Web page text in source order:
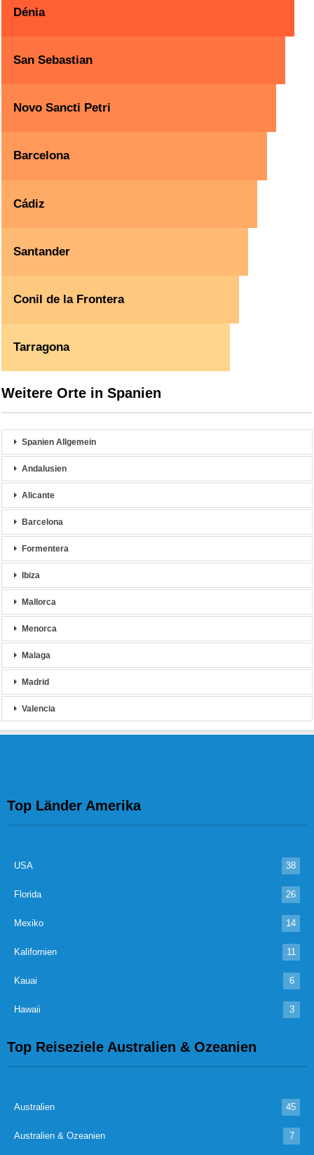
Dénia
San Sebastian
Novo Sancti Petri
Barcelona
Cádiz
Santander
Conil de la Frontera
Tarragona
Weitere Orte in Spanien
Spanien Allgemein
Andalusien
Alicante
Barcelona
Formentera
Ibiza
Mallorca
Menorca
Malaga
Madrid
Valencia
Top Länder Amerika
USA 38
Florida 26
Mexiko 14
Kalifornien 11
Kauai 6
Hawaii 3
Top Reiseziele Australien & Ozeanien
Australien 45
Australien & Ozeanien 7